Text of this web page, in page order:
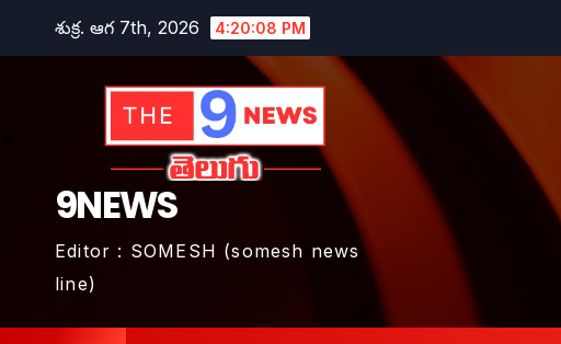
శుక్ర. ఆగ 7th, 2026 4:20:10 PM
9NEWS
Editor : SOMESH (somesh news
line)